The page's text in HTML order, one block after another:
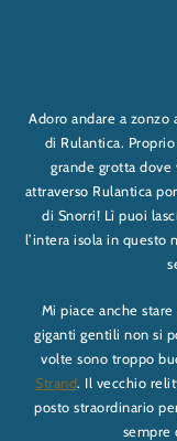
Adoro andare a zonzo
di Rulantica.
grande grotta
attraverso Rulantica
di Snorri! Lì puoi
l’intera isola in questo
Mi piace anche
giganti gentili non si
volte sono troppo
Strand. Il vecchio
posto straordinario
sempre